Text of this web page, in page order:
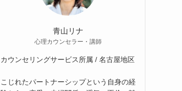
青山リナ
心理カウンセラー・講師
カウンセリングサービス所属 / 名古屋地区
こじれたパートナーシップという自身の経